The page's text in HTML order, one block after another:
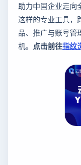
助力中国企业走向
这样的专业工具，
品、推广与账号管
机。 点击前往指纹